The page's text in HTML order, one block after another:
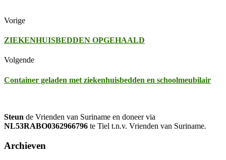
Vorige
ZIEKENHUISBEDDEN OPGEHAALD
Volgende
Container geladen met ziekenhuisbedden en schoolmeubilair
Steun de Vrienden van Suriname en doneer via
NL53RABO0362966796 te Tiel t.n.v. Vrienden van Suriname.
Archieven